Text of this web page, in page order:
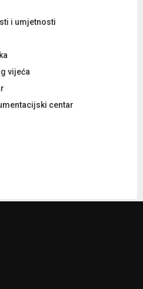
i umjetnosti
vijeća
centar